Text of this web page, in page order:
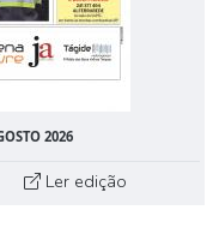
2026
Ler edição